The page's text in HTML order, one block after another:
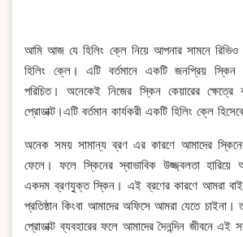
আমি আজ যে হিলিং ক্লে নিয়ে আপনার সামনে
হিলিং ক্লে। এটি বর্তমানে একটি জনপ্রিয় স্কিন
পরিচিত। অনেকেই নিজের স্কিন কেয়ারের
প্রোডাক্ট।এটি বর্তমান কার্যকরী একটি হিলিং ক্লে
অনেক সময় সামান্য ব্রণ এর কারণে আমাদের
ফেলে। ফলে স্কিনের স্বাভাবিক উজ্জ্বলতা হারিয়ে
একদম ব্রণযুক্ত স্কিন। এই ব্রণের কারণে আমরা
প্রতিষ্ঠান কিংবা আমাদের অফিসে আমরা যেতে
প্রোডাক্ট ব্যবহারের ফলে আমাদের দৈনন্দিন জীবনে